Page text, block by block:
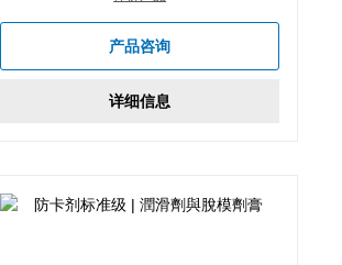
产品咨询
详细信息